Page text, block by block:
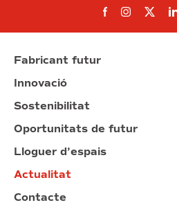
Segueix-
Fabricant futur
Innovació
Sostenibilitat
Oportunitats de futur
Lloguer d’espais
Actualitat
Contacte